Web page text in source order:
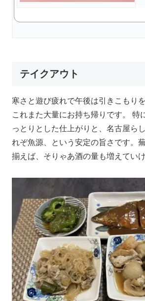
テイクアウト
寒さと遊び疲れで午後は引きこもり
これまた大量にお持ち帰りです。 特
っとりとした仕上がりと、名古屋ら
れぞ魚源、という安定の旨さです。
揃えば、そりゃあ酒の量も増えていけ